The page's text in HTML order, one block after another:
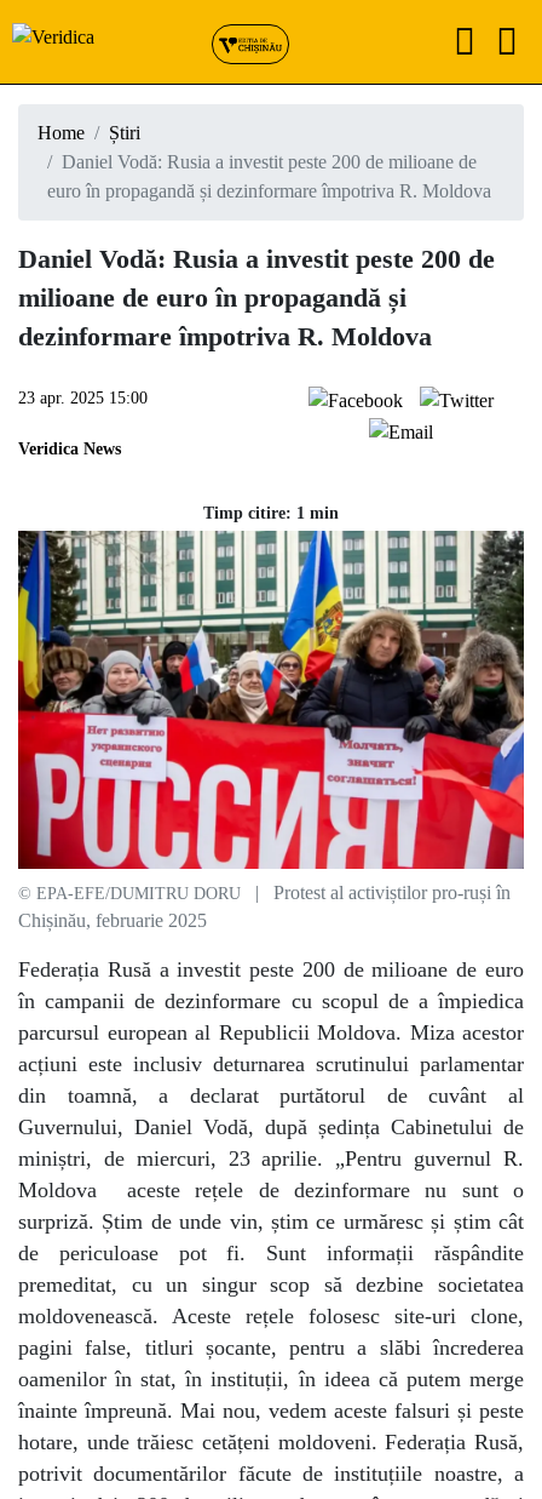
Home
Știri
Daniel Vodă: Rusia a investit peste 200 de milioane de
euro în propagandă și dezinformare împotriva R. Moldova
Daniel Vodă: Rusia a investit peste 200 de
milioane de euro în propagandă și
dezinformare împotriva R. Moldova
© EPA-EFE/DUMITRU DORU
| Protest al activiștilor pro-ruși în
Chișinău, februarie 2025
Federația Rusă a investit peste 200 de milioane de euro
în campanii de dezinformare cu scopul de a împiedica
parcursul european al Republicii Moldova. Miza acestor
acțiuni este inclusiv deturnarea scrutinului parlamentar
din toamnă, a declarat purtătorul de cuvânt al
Guvernului, Daniel Vodă, după ședința Cabinetului de
miniștri, de miercuri, 23 aprilie. „Pentru guvernul R.
Moldova aceste rețele de dezinformare nu sunt o
surpriză. Știm de unde vin, știm ce urmăresc și știm cât
de periculoase pot fi. Sunt informații răspândite
premeditat, cu un singur scop să dezbine societatea
moldovenească. Aceste rețele folosesc site-uri clone,
pagini false, titluri șocante, pentru a slăbi încrederea
oamenilor în stat, în instituții, în ideea că putem merge
înainte împreună. Mai nou, vedem aceste falsuri și peste
hotare, unde trăiesc cetățeni moldoveni. Federația Rusă,
potrivit documentărilor făcute de instituțiile noastre, a
23 apr. 2025 15:00
Veridica News
Timp citire: 1 min